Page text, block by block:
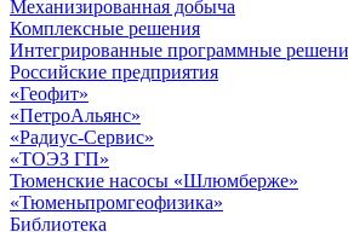
Механизированная добыча
Комплексные решения
Интегрированные программные
Российские предприятия
«Геофит»
«ПетроАльянс»
«Радиус-Сервис»
«ТОЭЗ ГП»
Тюменские насосы «Шлюмберже»
«Тюменьпромгеофизика»
Библиотека